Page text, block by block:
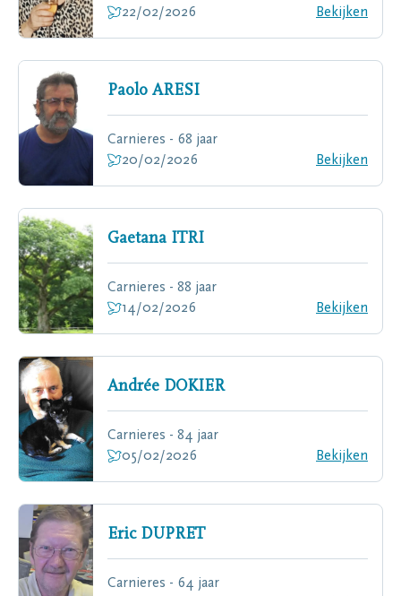
22/02/2026
Bekijken
Paolo ARESI
Carnieres - 68 jaar
20/02/2026
Bekijken
Gaetana ITRI
Carnieres - 88 jaar
14/02/2026
Bekijken
Andrée DOKIER
Carnieres - 84 jaar
05/02/2026
Bekijken
Eric DUPRET
Carnieres - 64 jaar